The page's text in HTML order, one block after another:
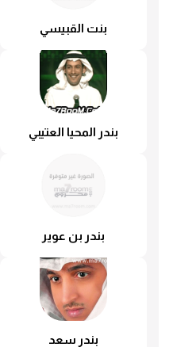
بنت القبيسي
بندر المحيا العتيبي
بندر بن عوير
بندر سعد